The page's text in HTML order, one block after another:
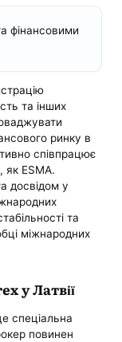
фінансовими
та інших
ринку в
співпрацює
як ESMA.
досвідом у
та
міжнародних
у Латвії
спеціальна
повинен